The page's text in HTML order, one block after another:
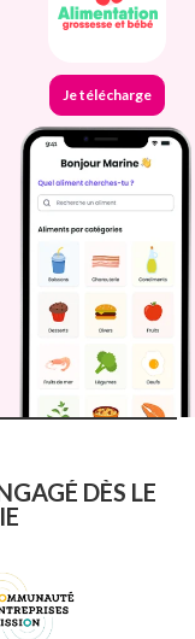
Je télécharge
DÈS LE